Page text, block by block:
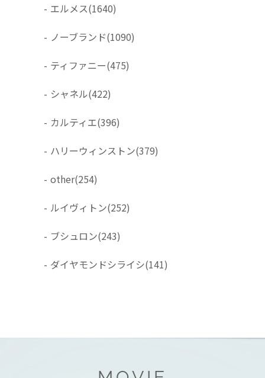
- エルメス(1640)
- ノーブランド(1090)
- ティファニー(475)
- シャネル(422)
- カルティエ(396)
- ハリーウィンストン(379)
- other(254)
- ルイヴィトン(252)
- ブシュロン(243)
- ダイヤモンドシライシ(141)